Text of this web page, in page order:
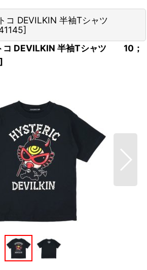
コ DEVILKIN 半袖Tシャツ
]
コ DEVILKIN 半袖Tシャツ 10；
]